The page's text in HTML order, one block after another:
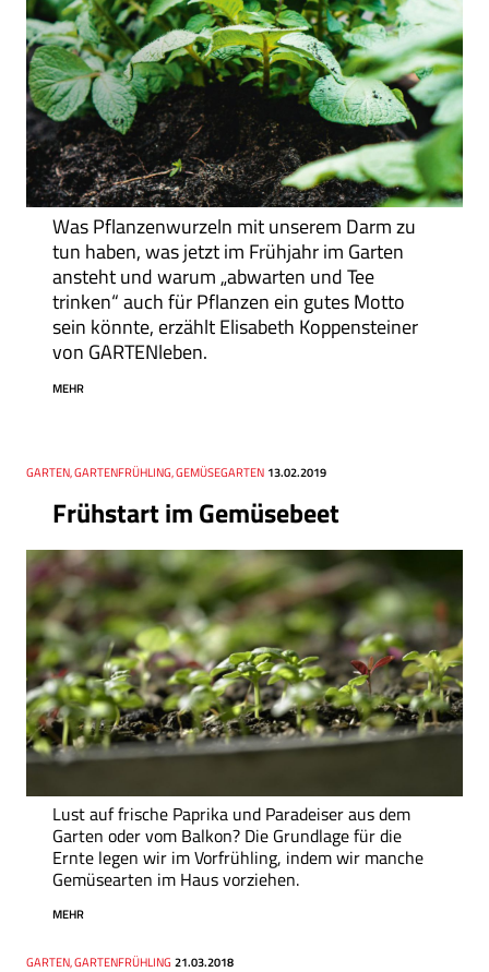
Was Pflanzenwurzeln mit unserem Darm zu
tun haben, was jetzt im Frühjahr im Garten
ansteht und warum „abwarten und Tee
trinken“ auch für Pflanzen ein gutes Motto
sein könnte, erzählt Elisabeth Koppensteiner
von GARTENleben.
MEHR
Frühstart im Gemüsebeet
Thema
GARTEN, GARTENFRÜHLING, GEMÜSEGARTEN
Datum 13.02.2019
Lust auf frische Paprika und Paradeiser aus dem
Garten oder vom Balkon? Die Grundlage für die
Ernte legen wir im Vorfrühling, indem wir manche
Gemüsearten im Haus vorziehen.
MEHR
Thema
GARTEN, GARTENFRÜHLING
Datum 21.03.2018